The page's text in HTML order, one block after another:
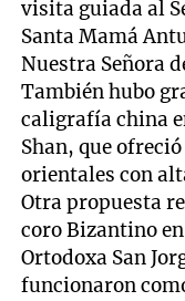
visita guiada al
Santa Mamá
Nuestra Señora
También hubo
caligrafía china
Shan, que
orientales con
Otra propuesta
coro Bizantino
Ortodoxa San
funcionaron